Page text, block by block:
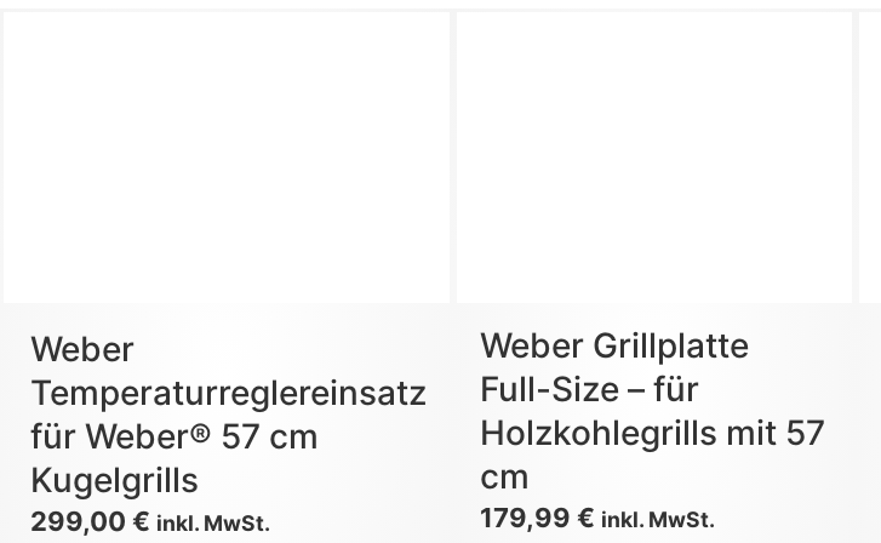
Weber
Temperaturreglereinsatz
für Weber® 57 cm
Kugelgrills
299,00€ inkl. MwSt.
Weber Grillplatte
Full-Size – für
Holzkohlegrills mit 57
cm
179,99€ inkl. MwSt.